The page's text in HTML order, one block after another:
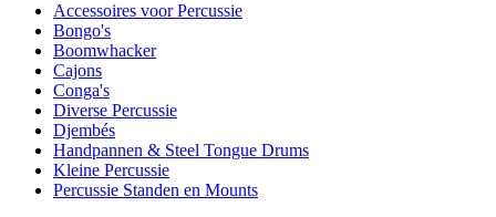
Accessoires voor Percussie
Bongo's
Boomwhacker
Cajons
Conga's
Diverse Percussie
Djembés
Handpannen & Steel Tongue Drums
Kleine Percussie
Percussie Standen en Mounts